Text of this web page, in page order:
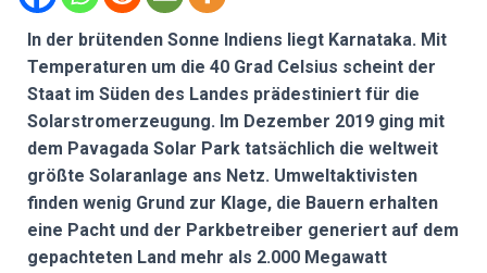
In der brütenden Sonne Indiens liegt Karnataka. Mit
Temperaturen um die 40 Grad Celsius scheint der
Staat im Süden des Landes prädestiniert für die
Solarstromerzeugung. Im Dezember 2019 ging mit
dem Pavagada Solar Park tatsächlich die weltweit
größte Solaranlage ans Netz. Umweltaktivisten
finden wenig Grund zur Klage, die Bauern erhalten
eine Pacht und der Parkbetreiber generiert auf dem
gepachteten Land mehr als 2.000 Megawatt